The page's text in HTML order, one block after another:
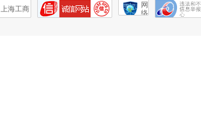
上海工商
网
络